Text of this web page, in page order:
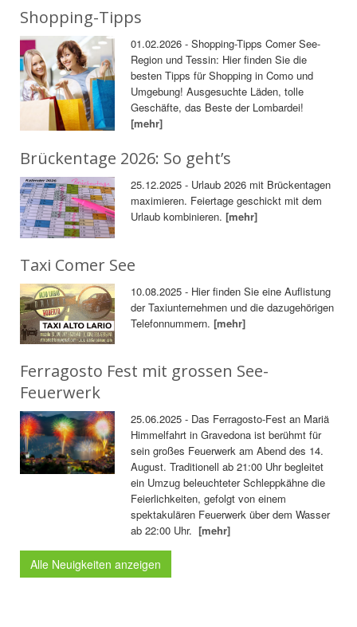
Shopping-Tipps
01.02.2026 - Shopping-Tipps Comer See-
Region und Tessin: Hier finden Sie die
besten Tipps für Shopping in Como und
Umgebung! Ausgesuchte Läden, tolle
Geschäfte, das Beste der Lombardei!
[mehr]
Brückentage 2026: So geht’s
25.12.2025 - Urlaub 2026 mit Brückentagen
maximieren. Feiertage geschickt mit dem
Urlaub kombinieren.[mehr]
Taxi Comer See
10.08.2025 - Hier finden Sie eine Auflistung
der Taxiunternehmen und die dazugehörigen
Telefonnummern.[mehr]
Ferragosto Fest mit grossen See-
Feuerwerk
25.06.2025 - Das Ferragosto-Fest an Mariä
Himmelfahrt in Gravedona ist berühmt für
sein großes Feuerwerk am Abend des 14.
August. Traditionell ab 21:00 Uhr begleitet
ein Umzug beleuchteter Schleppkähne die
Feierlichkeiten, gefolgt von einem
spektakulären Feuerwerk über dem Wasser
ab 22:00 Uhr.[mehr]
Alle Neuigkeiten anzeigen